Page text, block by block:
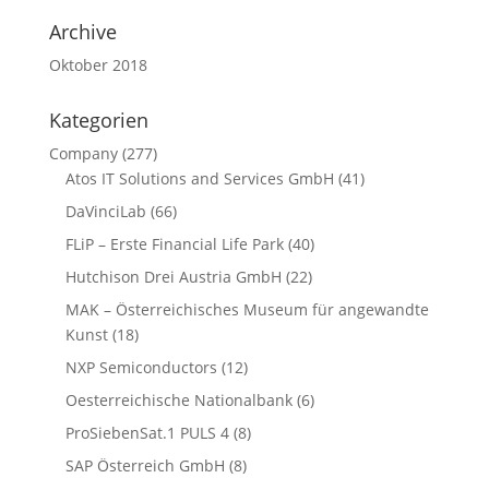
Archive
Oktober 2018
Kategorien
Company(277)
Atos IT Solutions and Services GmbH (41)
DaVinciLab (66)
FLiP – Erste Financial Life Park(40)
Hutchison Drei Austria GmbH (22)
MAK – Österreichisches Museum für angewandte
Kunst(18)
NXP Semiconductors (12)
Oesterreichische Nationalbank(6)
ProSiebenSat.1 PULS 4(8)
SAP Österreich GmbH (8)